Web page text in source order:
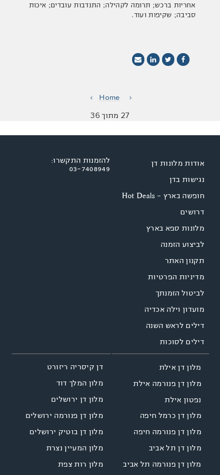
אחריות ברכש; תרומה לקהילה; התנדבות עובדים; איכות
סביבה; שקיפות ועוד.
Home
27 מתוך 36
אודות מלונות דן
נגישות בדן
חופשה בארץ - Hot Deals
דרושים
מלונות ספא בארץ
לביצוע הזמנה
תקנון האתר
מדיניות הפרטיות
לביטול הזמנתך
מועדון וילה אכדיה
דילים לראש השנה
דילים לסוכות
מלון דן אילת
מלון דן פנורמה אילת
נפטון אילת
מלון דן כרמל חיפה
מלון דן פנורמה חיפה
מלון דן תל אביב
מלון דן פנורמה תל אביב
דן קיסריה ריזורט
מלון המלך דוד
מלון דן ירושלים
מלון דן פנורמה ירושלים
מלון דן בוטיק ירושלים
מלון המעיין נצרת
מלון רות צפת
להזמנות התקשרו:
03-7408949